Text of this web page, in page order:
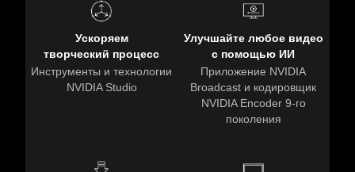
Ускоряем
творческий процесс
Инструменты и технологии
NVIDIA Studio
Улучшайте любое видео
с помощью ИИ
Приложение NVIDIA
Broadcast и кодировщик
NVIDIA Encoder 9-го
поколения